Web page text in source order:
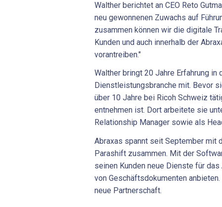
Walther berichtet an CEO Reto
neu gewonnenen Zuwachs auf
zusammen können wir die digitale
Kunden und auch innerhalb der
vorantreiben."
Walther bringt 20 Jahre Erfahrung in
Dienstleistungsbranche mit. Bevor
über 10 Jahre bei Ricoh Schweiz
entnehmen ist. Dort arbeitete sie
Relationship Manager sowie als
Abraxas spannt seit September mit
Parashift zusammen. Mit der
seinen Kunden neue Dienste für
von Geschäftsdokumenten anbieten.
neue Partnerschaft.